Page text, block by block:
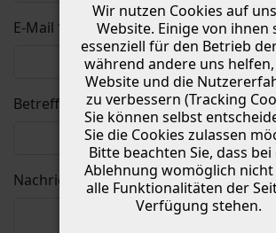
E-Mail *
Betreff
Nachricht *
Wir nutzen Cookies auf
Website. Einige von ihnen
essenziell für den Betrieb
während andere uns
Website und die
zu verbessern (Tracking
Sie können selbst
Sie die Cookies zulassen
Bitte beachten Sie, dass
Ablehnung womöglich
alle Funktionalitäten der
Verfügung stehen.